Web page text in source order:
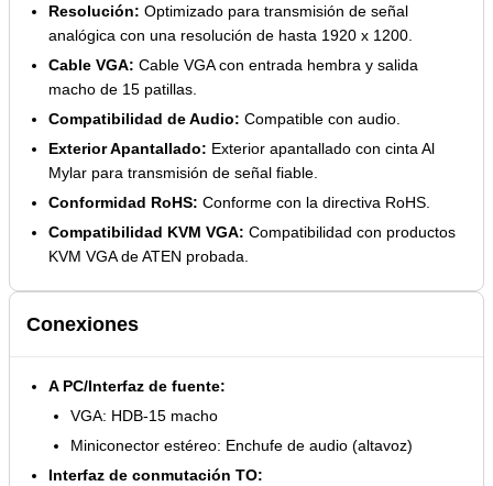
Resolución: Optimizado para transmisión de señal
analógica con una resolución de hasta 1920 x 1200.
Cable VGA: Cable VGA con entrada hembra y salida
macho de 15 patillas.
Compatibilidad de Audio: Compatible con audio.
Exterior Apantallado: Exterior apantallado con cinta Al
Mylar para transmisión de señal fiable.
Conformidad RoHS: Conforme con la directiva RoHS.
Compatibilidad KVM VGA: Compatibilidad con productos
KVM VGA de ATEN probada.
Conexiones
A PC/Interfaz de fuente:
VGA: HDB-15 macho
Miniconector estéreo: Enchufe de audio (altavoz)
Interfaz de conmutación TO: